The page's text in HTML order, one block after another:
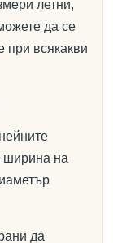
летни,
да се
при всякакви
ширина на
да